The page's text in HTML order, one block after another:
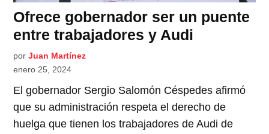
Ofrece gobernador ser un puente
entre trabajadores y Audi
por Juan Martínez
enero 25, 2024
El gobernador Sergio Salomón Céspedes afirmó
que su administración respeta el derecho de
huelga que tienen los trabajadores de Audi de